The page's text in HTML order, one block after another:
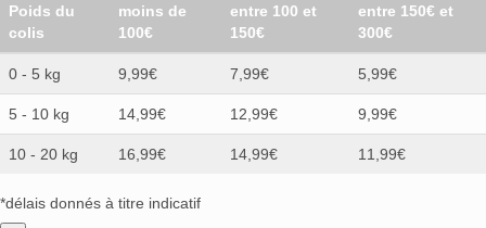
Poids du
colis
moins de
100€
entre 100 et
150€
entre 150€ et
300€
0 - 5 kg 9,99€ 7,99€ 5,99€
5 - 10 kg 14,99€ 12,99€ 9,99€
10 - 20 kg 16,99€ 14,99€ 11,99€
*délais donnés à titre indicatif